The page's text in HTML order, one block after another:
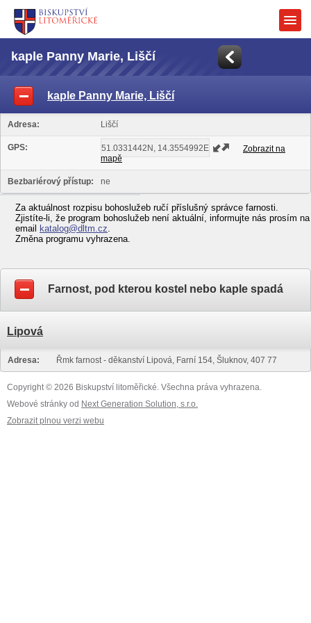
kaple Panny Marie, Liščí
kaple Panny Marie, Liščí
Adresa: Liščí
GPS:
Zobrazit na
mapě
Bezbariérový přístup: ne
Za aktuálnost rozpisu bohoslužeb ručí příslušný správce farnosti.
Zjistíte-li, že program bohoslužeb není aktuální, informujte nás prosím na
email
katalog@dltm.cz.
Změna programu vyhrazena.
Farnost, pod kterou kostel nebo kaple spadá
Lipová
Adresa: Řmk farnost - děkanství Lipová, Farní 154, Šluknov, 407 77
Copyright © 2026 Biskupství litoměřické. Všechna práva vyhrazena.
Webové stránky od Next Generation Solution, s.r.o.
Zobrazit plnou verzi webu